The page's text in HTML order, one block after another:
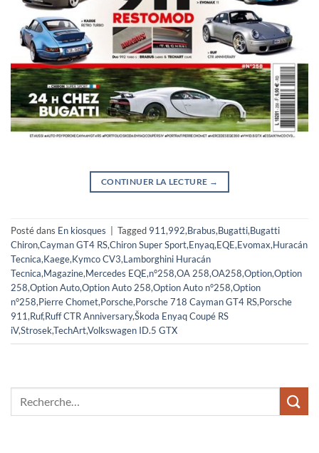
CONTINUER LA LECTURE →
Posté dans En kiosques Tagged 911,992,Brabus,Bugatti,Bugatti
Chiron,Cayman GT4 RS,Chiron Super Sport,Enyaq,EQE,Evomax,Huracán
Tecnica,Kaege,Kymco CV3,Lamborghini Huracán
Tecnica,Magazine,Mercedes EQE,n°258,OA 258,OA258,Option,Option
258,Option Auto,Option Auto 258,Option Auto n°258,Option
n°258,Pierre Chomet,Porsche,Porsche 718 Cayman GT4 RS,Porsche
911,Ruf,Ruff CTR Anniversary,Škoda Enyaq Coupé RS
iV,Strosek,TechArt,Volkswagen ID.5 GTX